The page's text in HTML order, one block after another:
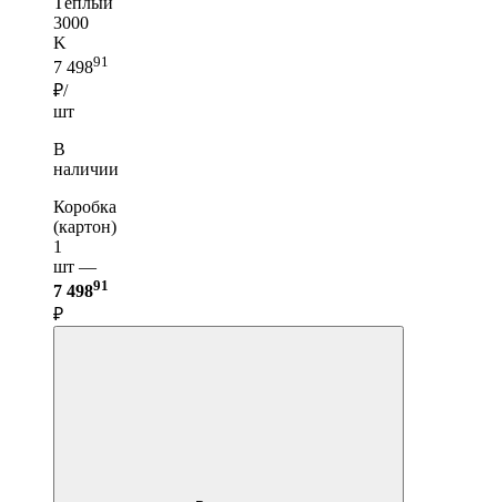
3000
K
7 49891
₽/
шт
В
наличии
Коробка
(картон)
1
шт —
7 49891
₽